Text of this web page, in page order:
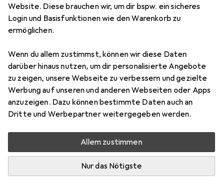
Website. Diese brauchen wir, um dir bspw. ein sicheres
Login und Basisfunktionen wie den Warenkorb zu
ermöglichen.
Wenn du allem zustimmst, können wir diese Daten
darüber hinaus nutzen, um dir personalisierte Angebote
zu zeigen, unsere Webseite zu verbessern und gezielte
Werbung auf unseren und anderen Webseiten oder Apps
anzuzeigen. Dazu können bestimmte Daten auch an
Dritte und Werbepartner weitergegeben werden.
Allem zustimmen
Nur das Nötigste
G.SkillTrident Z Neo
Preis in EUR inkl. MwSt.
EUR
160,13
Schneller lieferbar
Angebot für
EUR
172,15
Mehr von G.Skill
Testberichte